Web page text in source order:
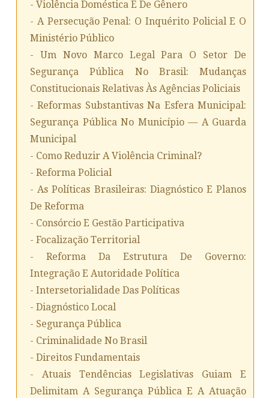
- Violência Doméstica E De Gênero
- A Persecução Penal: O Inquérito Policial E O
Ministério Público
- Um Novo Marco Legal Para O Setor De
Segurança Pública No Brasil: Mudanças
Constitucionais Relativas Às Agências Policiais
- Reformas Substantivas Na Esfera Municipal:
Segurança Pública No Município — A Guarda
Municipal
- Como Reduzir A Violência Criminal?
- Reforma Policial
- As Políticas Brasileiras: Diagnóstico E Planos
De Reforma
- Consórcio E Gestão Participativa
- Focalização Territorial
- Reforma Da Estrutura De Governo:
Integração E Autoridade Política
- Intersetorialidade Das Políticas
- Diagnóstico Local
- Segurança Pública
- Criminalidade No Brasil
- Direitos Fundamentais
- Atuais Tendências Legislativas Guiam E
Delimitam A Segurança Pública E A Atuação